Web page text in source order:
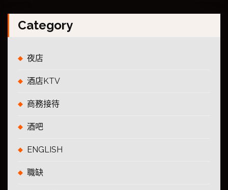
Category
夜店
酒店KTV
商務接待
酒吧
ENGLISH
職缺